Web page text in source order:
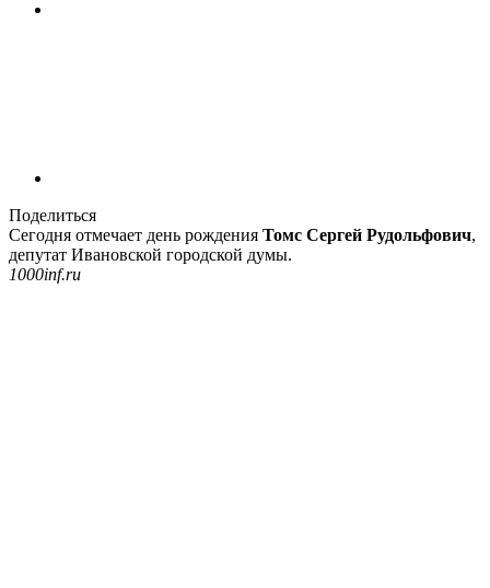
Поделиться
Сегодня отмечает день рождения Томс Сергей Рудольфович,
депутат Ивановской городской думы.
1000inf.ru